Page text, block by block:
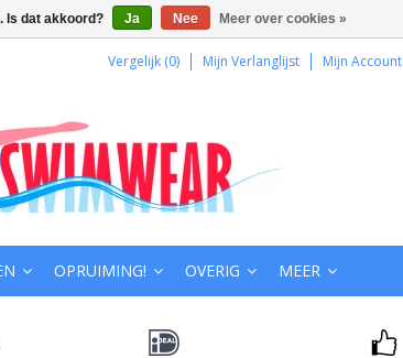
Vergelijk (0) Mijn Verlanglijst Mijn Account
OPRUIMING! OVERIG MEER
Is dat akkoord? Ja Nee Meer over cookies »